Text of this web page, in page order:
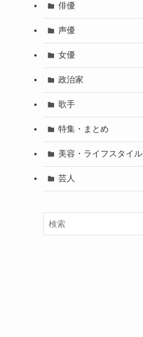
俳優
声優
女優
政治家
歌手
特集・まとめ
美容・ライフスタイル
芸人